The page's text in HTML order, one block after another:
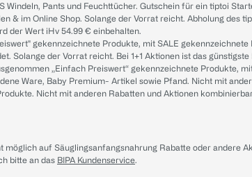
Windeln, Pants und Feuchttücher. Gutschein für ein tiptoi
& im Online Shop. Solange der Vorrat reicht. Abholung
der Wert iHv 54.99 € einbehalten.
gekennzeichnete Produkte, mit SALE
Solange der Vorrat reicht. Bei 1+1 Aktionen ist das
„Einfach Preiswert“ gekennzeichnete
Ware, Baby Premium- Artikel sowie Pfand. Nicht mit
Nicht mit anderen Rabatten und Aktionen
auf Säuglingsanfangsnahrung Rabatte oder andere
bitte an das BIPA Kundenservice.